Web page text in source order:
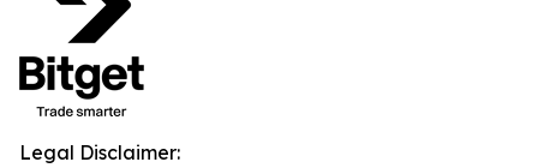
Legal Disclaimer: